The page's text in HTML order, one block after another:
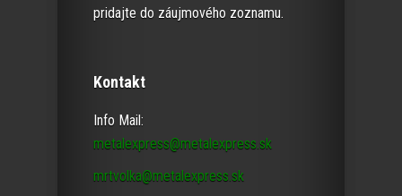
pridajte do záujmového zoznamu.
Kontakt
Info Mail:
metalexpress@metalexpress.sk
mrtvolka@metalexpress.sk